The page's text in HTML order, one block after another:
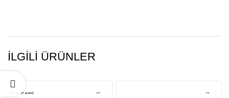
İLGILI ÜRÜNLER
TÜKENDI